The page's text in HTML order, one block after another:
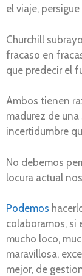
el viaje,
Churchill
fracaso en
que predecir el
Ambos tienen
madurez de
incertidumbre
No debemos
locura actual
Podemos
colaboramos, si
mucho loco,
maravillosa,
mejor, de